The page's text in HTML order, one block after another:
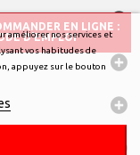
améliorer nos services et
vos habitudes de
appuyez sur le bouton
EN LIGNE :
D’EMPLOI